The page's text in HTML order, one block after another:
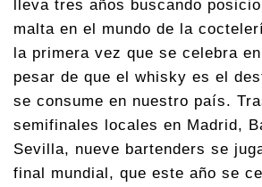
lleva tres años buscando
malta en el mundo de la
la primera vez que se celebra
pesar de que el whisky es el
se consume en nuestro país.
semifinales locales en Madrid,
Sevilla, nueve bartenders se
final mundial, que este año se